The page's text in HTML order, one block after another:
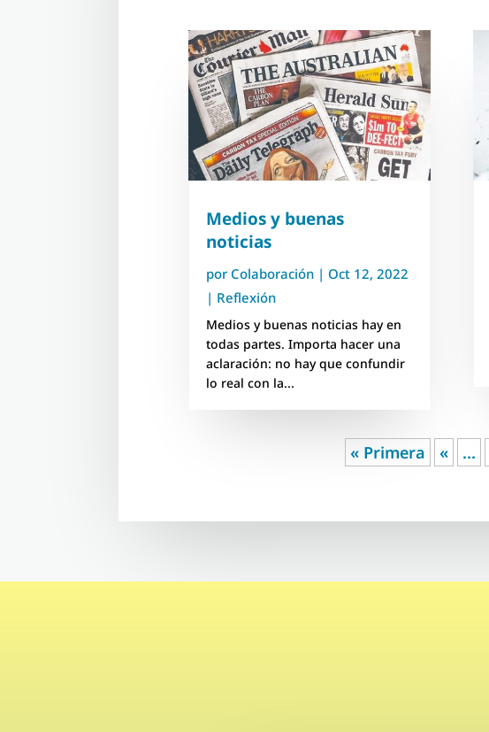
Medios y buenas
noticias
por Colaboración | Oct 12, 2022
| Reflexión
Medios y buenas noticias hay en
todas partes. Importa hacer una
aclaración: no hay que confundir
lo real con la...
« Primera « ...